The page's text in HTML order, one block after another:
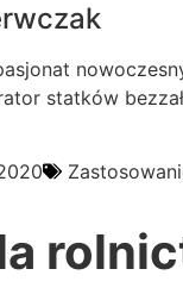
statków